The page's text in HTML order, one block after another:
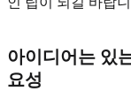
아이디어는 있
요성